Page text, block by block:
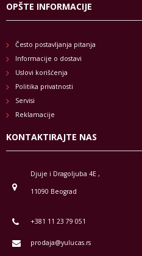
OPŠTE INFORMACIJE
Često postavljanja pitanja
Informacije o dostavi
Uslovi korišćenja
Politika privatnosti
Servisi
Reklamacije
KONTAKTIRAJTE NAS
Djuje i Dragoljuba 4E ,
11090 Beograd
+381 11 23 79 051
prodaja@yulucas.rs